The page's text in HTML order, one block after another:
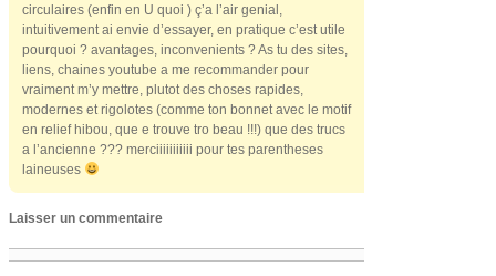
circulaires (enfin en U quoi ) ç’a l’air genial,
intuitivement ai envie d’essayer, en pratique c’est utile
pourquoi ? avantages, inconvenients ? As tu des sites,
liens, chaines youtube a me recommander pour
vraiment m’y mettre, plutot des choses rapides,
modernes et rigolotes (comme ton bonnet avec le motif
en relief hibou, que e trouve tro beau !!!) que des trucs
a l’ancienne ??? merciiiiiiiiiii pour tes parentheses
laineuses
Laisser un commentaire